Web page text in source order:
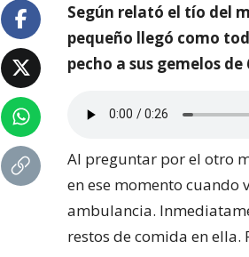
Según relató el tío del
pequeño llegó como
pecho a sus gemelos
Al preguntar por el otro
en ese momento cuando
ambulancia.
restos de comida en